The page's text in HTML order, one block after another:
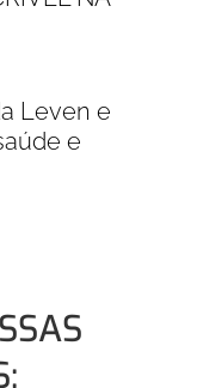
Leven e
e